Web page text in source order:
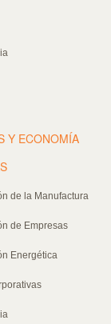
Y ECONOMÍA
de la Manufactura
de Empresas
Energética